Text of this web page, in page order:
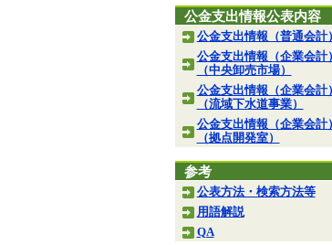
公金支出情報公表内容
公金支出情報（普通会計）
公金支出情報（企業会計）
（中央卸売市場）
公金支出情報（企業会計）
（流域下水道事業）
公金支出情報（企業会計）
（拠点開発室）
参考
公表方法・検索方法等
用語解説
QA